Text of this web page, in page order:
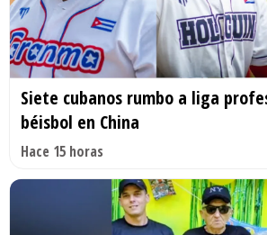
Siete cubanos rumbo a liga
béisbol en China
Hace 15 horas